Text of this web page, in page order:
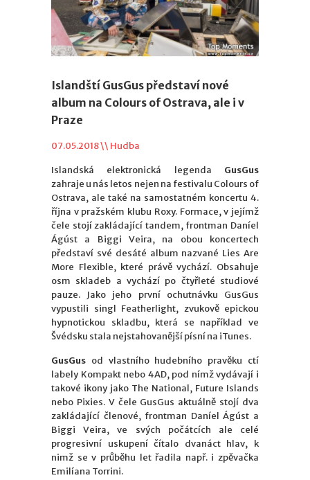
Islandští GusGus představí nové
album na Colours of Ostrava, ale i v
Praze
07.05.2018 \\ Hudba
Islandská elektronická legenda GusGus
zahraje u nás letos nejen na festivalu Colours of
Ostrava, ale také na samostatném koncertu 4.
října v pražském klubu Roxy. Formace, v jejímž
čele stojí zakládající tandem, frontman Daníel
Ágúst a Biggi Veira, na obou koncertech
představí své desáté album nazvané Lies Are
More Flexible, které právě vychází. Obsahuje
osm skladeb a vychází po čtyřleté studiové
pauze. Jako jeho první ochutnávku GusGus
vypustili singl Featherlight, zvukově epickou
hypnotickou skladbu, která se například ve
Švédsku stala nejstahovanější písní na iTunes.
GusGus od vlastního hudebního pravěku ctí
labely Kompakt nebo 4AD, pod nímž vydávají i
takové ikony jako The National, Future Islands
nebo Pixies. V čele GusGus aktuálně stojí dva
zakládající členové, frontman Daníel Ágúst a
Biggi Veira, ve svých počátcích ale celé
progresivní uskupení čítalo dvanáct hlav, k
nimž se v průběhu let řadila např. i zpěvačka
Emilíana Torrini.